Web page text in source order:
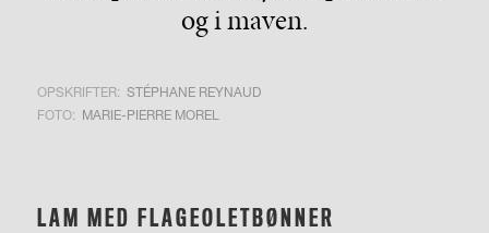
og i maven.
OPSKRIFTER: STÉPHANE REYNAUD
FOTO: MARIE-PIERRE MOREL
LAM MED FLAGEOLETBØNNER